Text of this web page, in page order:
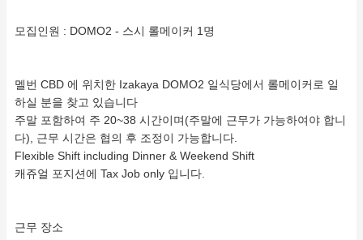
모집인원 : DOMO2 - 스시 롤메이커 1명
멜번 CBD 에 위치한 Izakaya DOMO2 일식당에서 롤메이커로 일
하실 분을 찾고 있습니다
주말 포함하여 주 20~38 시간이며(주말에 근무가 가능하여야 합니
다), 근무 시간은 협의 후 조정이 가능합니다.
Flexible Shift including Dinner & Weekend Shift
캐쥬얼 포지션에 Tax Job only 입니다.
근무 장소